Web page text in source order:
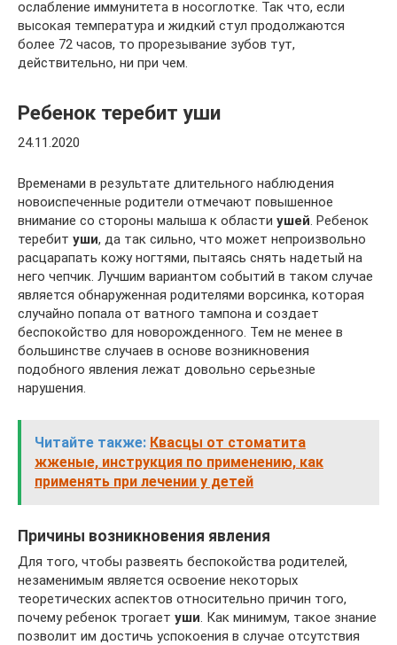
ослабление иммунитета в носоглотке. Так что, если
высокая температура и жидкий стул продолжаются
более 72 часов, то прорезывание зубов тут,
действительно, ни при чем.
Ребенок теребит уши
24.11.2020
Временами в результате длительного наблюдения
новоиспеченные родители отмечают повышенное
внимание со стороны малыша к области ушей. Ребенок
теребит уши, да так сильно, что может непроизвольно
расцарапать кожу ногтями, пытаясь снять надетый на
него чепчик. Лучшим вариантом событий в таком случае
является обнаруженная родителями ворсинка, которая
случайно попала от ватного тампона и создает
беспокойство для новорожденного. Тем не менее в
большинстве случаев в основе возникновения
подобного явления лежат довольно серьезные
нарушения.
Читайте также: Квасцы от стоматита
жженые, инструкция по применению, как
применять при лечении у детей
Причины возникновения явления
Для того, чтобы развеять беспокойства родителей,
незаменимым является освоение некоторых
теоретических аспектов относительно причин того,
почему ребенок трогает уши. Как минимум, такое знание
позволит им достичь успокоения в случае отсутствия